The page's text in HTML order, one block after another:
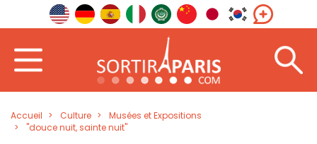
Accueil Culture
Musées et Expositions
"douce nuit, sainte nuit"